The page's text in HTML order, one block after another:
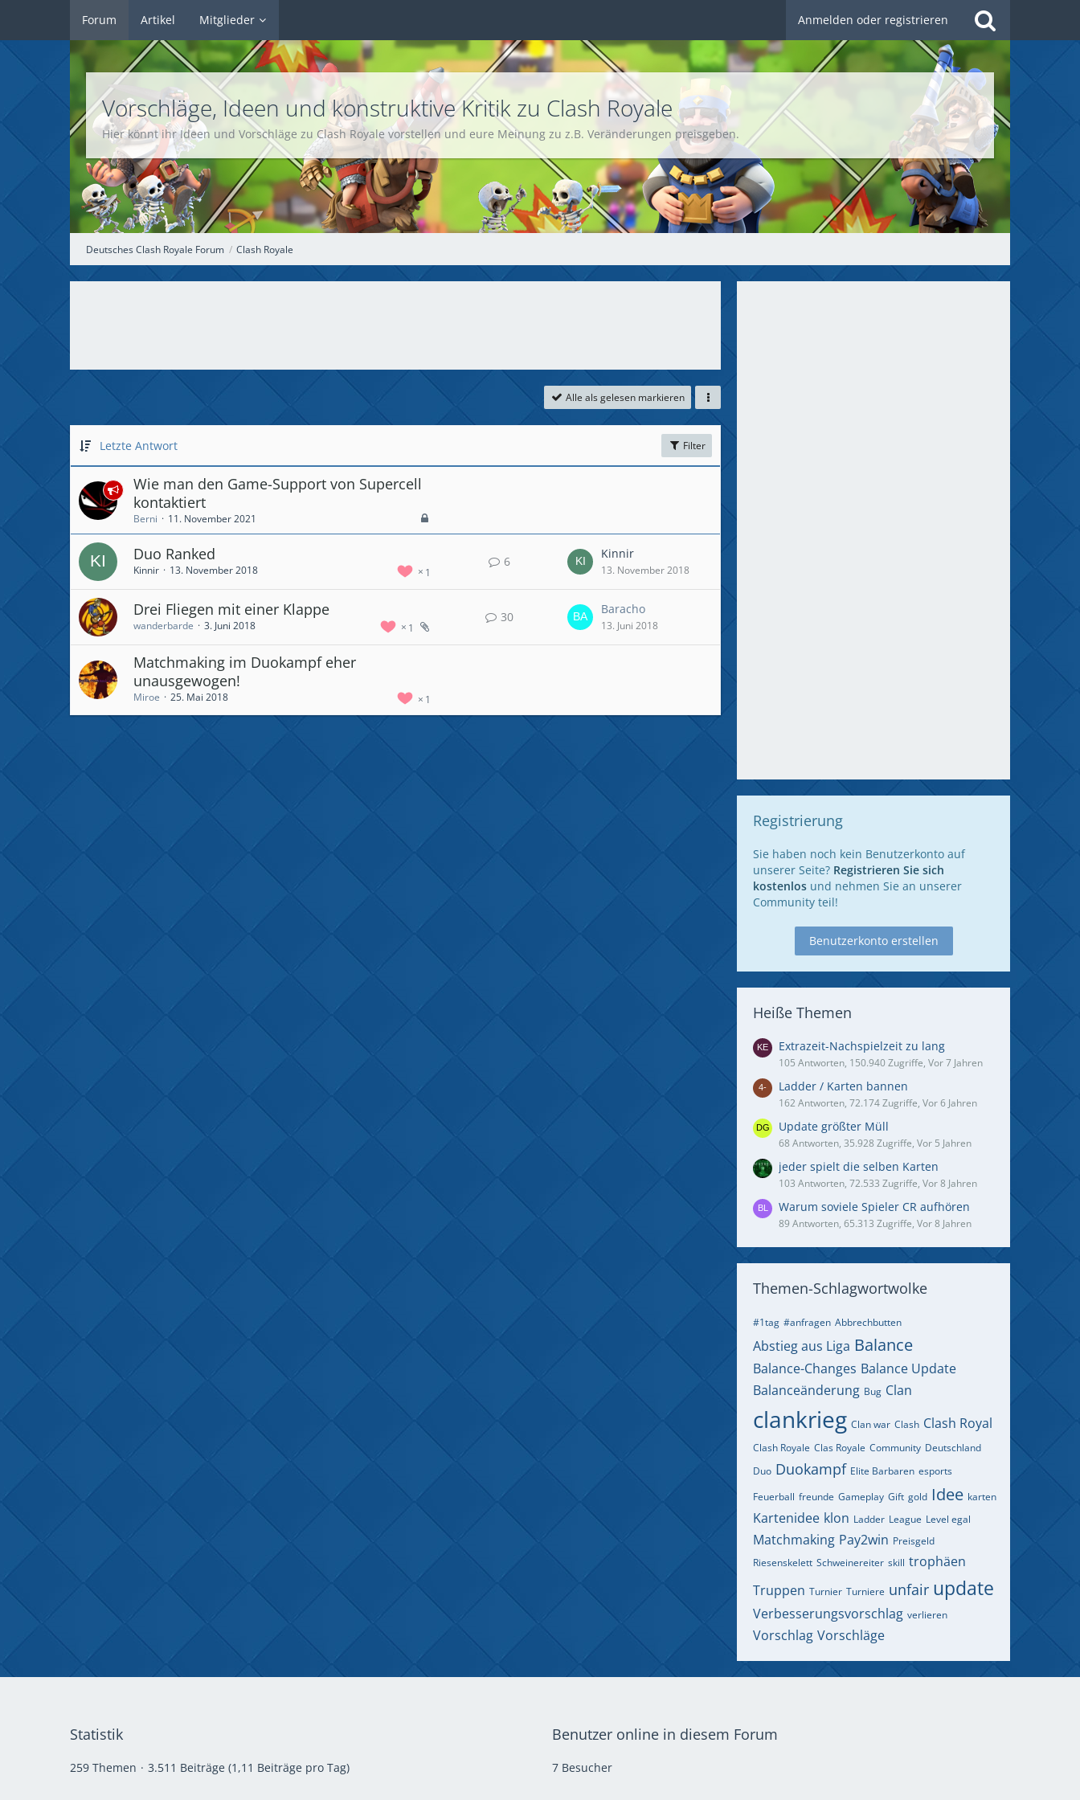
Forum Artikel Mitglieder Anmelden oder registrieren
Deutsches Clash Royale Forum Clash Royale
Vorschläge, Ideen und konstruktive Kritik zu Clash Royale
Hier könnt ihr Ideen und Vorschläge zu Clash Royale vorstellen und eure Meinung zu z.B. Veränderungen preisgeben.
Alle als gelesen markieren
Letzte Antwort Filter
Wie man den Game-Support von Supercell
kontaktiert
Berni 11. November 2021
Duo Ranked
1
Kinnir 13. November 2018
6
Kinnir
13. November 2018
Drei Fliegen mit einer Klappe
1
wanderbarde 3. Juni 2018
30
Baracho
13. Juni 2018
Matchmaking im Duokampf eher
unausgewogen!
1
Miroe 25. Mai 2018
Registrierung
Sie haben noch kein Benutzerkonto auf
unserer Seite? Registrieren Sie sich
kostenlos und nehmen Sie an unserer
Community teil!
Benutzerkonto erstellen
Heiße Themen
Extrazeit-Nachspielzeit zu lang
105 Antworten, 150.940 Zugriffe, Vor 7 Jahren
Ladder / Karten bannen
162 Antworten, 72.174 Zugriffe, Vor 6 Jahren
Update größter Müll
68 Antworten, 35.928 Zugriffe, Vor 5 Jahren
jeder spielt die selben Karten
103 Antworten, 72.533 Zugriffe, Vor 8 Jahren
Warum soviele Spieler CR aufhören
89 Antworten, 65.313 Zugriffe, Vor 8 Jahren
Themen-Schlagwortwolke
#1tag #anfragen Abbrechbutten
Abstieg aus Liga Balance
Balance-Changes Balance Update
Balanceänderung Bug Clan
clankrieg Clan war Clash Clash Royal
Clash Royale Clas Royale Community Deutschland
Duo Duokampf Elite Barbaren esports
Feuerball freunde Gameplay Gift gold Idee karten
Kartenidee klon Ladder League Level egal
Matchmaking Pay2win Preisgeld
Riesenskelett Schweinereiter skill trophäen
Truppen Turnier Turniere unfair update
Verbesserungsvorschlag verlieren
Vorschlag Vorschläge
Statistik
259 Themen 3.511 Beiträge (1,11 Beiträge pro Tag)
Benutzer online in diesem Forum
7 Besucher